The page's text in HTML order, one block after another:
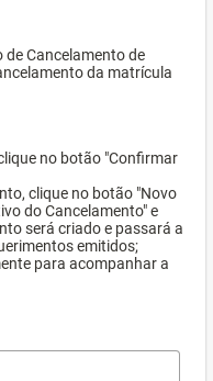
de Cancelamento de
da matrícula
no botão "Confirmar
clique no botão "Novo
do Cancelamento" e
será criado e passará a
emitidos;
para acompanhar a